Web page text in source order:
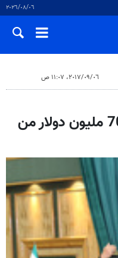
٠٦‏/٠٨‏/٢٠٢٦
٠٦‏/٠٩‏/٢٠١٧، ١١:٠٧ ص
استعادة اكثر من مليار و700 مليون دولار من